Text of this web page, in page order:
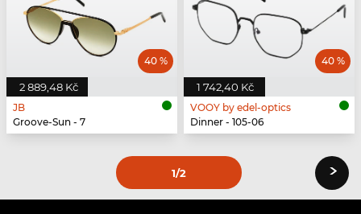
2 889,48 Kč
40 %
JB
Groove-Sun - 7
1 742,40 Kč
40 %
VOOY by edel-optics
Dinner - 105-06
1/2 ›